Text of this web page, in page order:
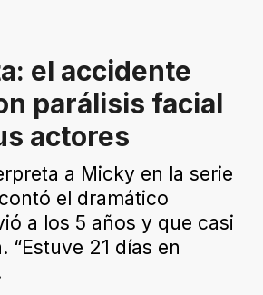
el accidente
parálisis facial
actores
a Micky en la serie
el dramático
a los 5 años y que casi
“Estuve 21 días en